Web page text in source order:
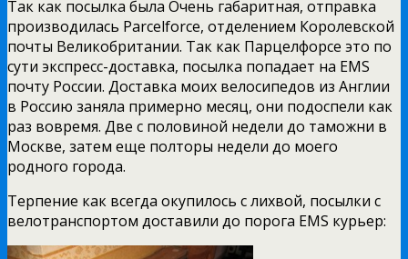
Так как посылка была Очень габаритная, отправка
производилась Parcelforce, отделением Королевской
почты Великобритании. Так как Парцелфорсе это по
сути экспресс-доставка, посылка попадает на EMS
почту России. Доставка моих велосипедов из Англии
в Россию заняла примерно месяц, они подоспели как
раз вовремя. Две с половиной недели до таможни в
Москве, затем еще полторы недели до моего
родного города.
Терпение как всегда окупилось с лихвой, посылки с
велотранспортом доставили до порога EMS курьер: